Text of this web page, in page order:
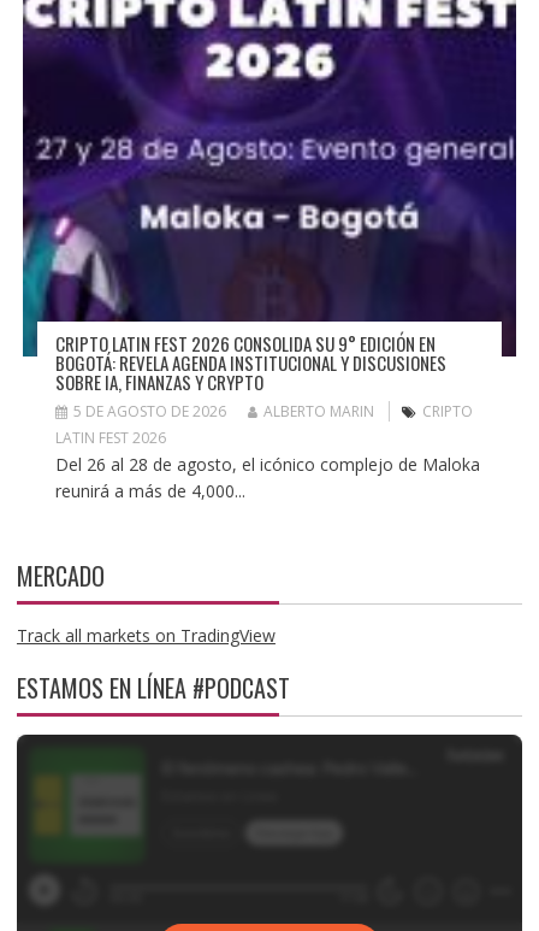
CRIPTO LATIN FEST 2026 CONSOLIDA SU 9° EDICIÓN EN
BOGOTÁ: REVELA AGENDA INSTITUCIONAL Y DISCUSIONES
SOBRE IA, FINANZAS Y CRYPTO
5 DE AGOSTO DE 2026 ALBERTO MARIN
CRIPTO
LATIN FEST 2026
Del 26 al 28 de agosto, el icónico complejo de Maloka
reunirá a más de 4,000...
MERCADO
Track all markets on TradingView
ESTAMOS EN LÍNEA #PODCAST